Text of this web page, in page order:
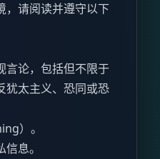
，请阅读并遵守以下
言论，包括但不限于
犹太主义、恐同或恐
）。
息。